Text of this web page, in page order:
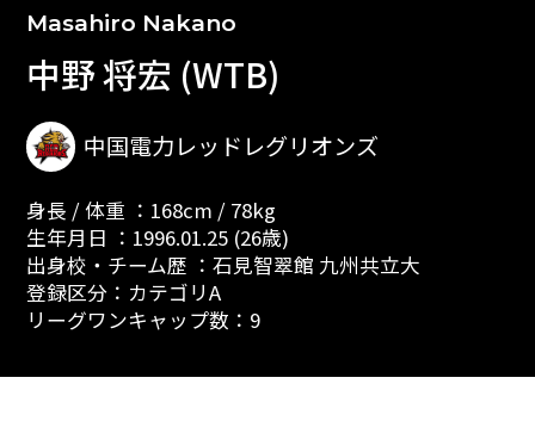
Masahiro Nakano
中野 将宏 (WTB)
中国電力レッドレグリオンズ
身長 / 体重 ：168cm / 78kg
生年月日 ：1996.01.25 (26歳)
出身校・チーム歴 ：石見智翠館 九州共立大
登録区分：カテゴリA
リーグワンキャップ数：9